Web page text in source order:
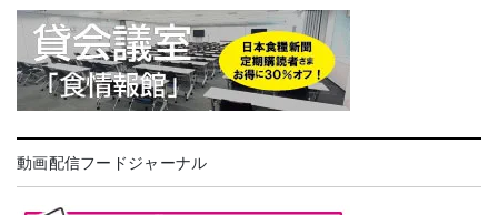
動画配信フードジャーナル